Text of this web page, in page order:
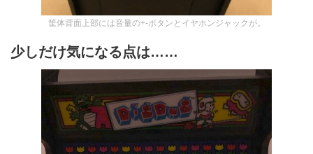
筐体背面上部には音量の+-ボタンとイヤホンジャックが。
少しだけ気になる点は……